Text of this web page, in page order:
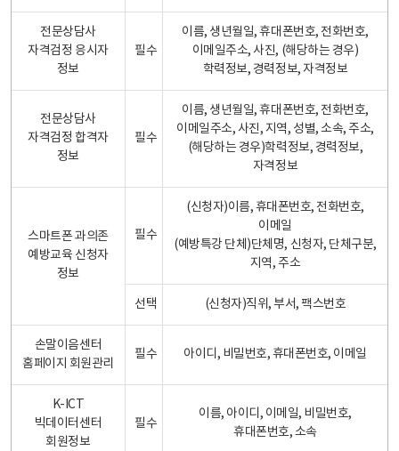
전문상담사
자격검정 응시자
정보
필수
이름, 생년월일, 휴대폰번호, 전화번호,
이메일주소, 사진, (해당하는 경우)
학력정보, 경력정보, 자격정보
전문상담사
자격검정 합격자
정보
필수
이름, 생년월일, 휴대폰번호, 전화번호,
이메일주소, 사진, 지역, 성별, 소속, 주소,
(해당하는 경우)학력정보, 경력정보,
자격정보
스마트폰 과의존
예방교육 신청자
정보
필수
(신청자)이름, 휴대폰번호, 전화번호,
이메일
(예방특강 단체)단체명, 신청자, 단체구분,
지역, 주소
선택 (신청자)직위, 부서, 팩스번호
손말이음센터
홈페이지 회원관리
필수 아이디, 비밀번호, 휴대폰번호, 이메일
K-ICT
빅데이터센터
회원정보
필수
이름, 아이디, 이메일, 비밀번호,
휴대폰번호, 소속